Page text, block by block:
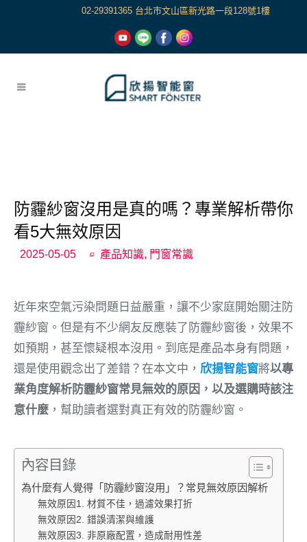
02-29391365 台北市文山區新光路一段128號1樓
防霾紗窗沒用是真的嗎？專業解析帶你
看5大無效原因
2025-05-05 產品知識, 門窗常識
近年來空氣污染問題日益嚴重，讓不少家庭開始關注防
霾紗窗。但是有不少網友反應裝了防霾紗窗後，效果不
如預期，甚至懷疑根本沒用。到底是產品本身有問題，
還是使用觀念出了差錯？在本文中， 欣揚智能窗將以專
業角度解析防霾紗窗常見無效的原因，以及選購時該注
意什麼 ，幫助讀者選對真正有效的防霾紗窗。
內容目錄
為什麼有人覺得「防霾紗窗沒用」？常見無效原因解析
無效原因1. 材質不佳，過濾效果打折
無效原因2. 錯誤清潔與維護
無效原因3. 非原廠配置，造成耐用性差